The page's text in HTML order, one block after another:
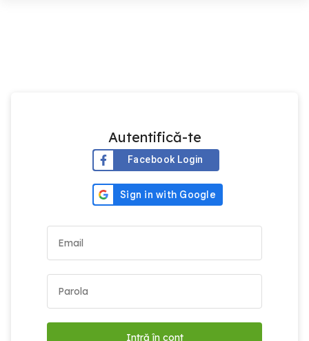
Autentifică-te
Facebook Login